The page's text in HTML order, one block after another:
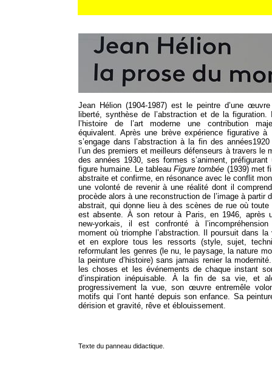
Jean Hélion (1904-1987) est le peintre d’une œuvre
liberté, synthèse de l’abstraction et de la
l’histoire de l’art moderne une contribution
équivalent. Après une brève expérience figurative à
s’engage dans l’abstraction à la fin des
l’un des premiers et meilleurs défenseurs à travers le
des années 1930, ses formes s’animent,
figure humaine. Le tableauFigure tombée (1939) met
abstraite et confirme, en résonance avec le conflit
une volonté de revenir à une réalité dont il
procède alors à une reconstruction de l’image à partir
abstrait, qui donne lieu à des scènes de rue où toute
est absente. À son retour à Paris, en 1946, après
new-yorkais, il est confronté à
moment où triomphe l’abstraction. Il poursuit dans la
et en explore tous les ressorts (style, sujet,
reformulant les genres (le nu, le paysage, la nature
la peinture d’histoire) sans jamais renier la
les choses et les événements de chaque instant
d’inspiration inépuisable. À la fin de sa vie, et
progressivement la vue, son œuvre entremêle
motifs qui l’ont hanté depuis son enfance. Sa
dérision et gravité, rêve et éblouissement.
Texte du panneau didactique.